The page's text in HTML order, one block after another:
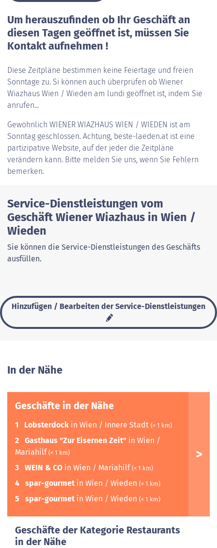
Um herauszufinden ob Ihr Geschäft an
diesen Tagen geöffnet ist, müssen Sie
Kontakt aufnehmen !
Diese Zeitpläne bestimmen keine Feiertage und freien
Sonntage zu. Si können auch überprüfen ob Wiener
Wiazhaus Wien / Wieden am lundi geöffnet ist, indem Sie
anrufen...
Gewöhnlich WIENER WIAZHAUS WIEN / WIEDEN ist am
Sonntag geschlossen. Achtung, beste-laeden.at ist eine
partizipative Website, auf der jeder die Zeitpläne
verändern kann. Bitte melden Sie uns, wenn Sie Fehlern
bemerken.
Service-Dienstleistungen vom
Geschäft Wiener Wiazhaus in Wien /
Wieden
Sie können die Service-Dienstleistungen des Geschäfts
ausfüllen.
Hinzufügen / Bearbeiten der Service-Dienstleistungen
In der Nähe
Geschäfte in der Nähe
1 Lobsterdock in Wien / Innere Stadt (< 1 km)
2 Gasthaus "Zur Eisernen Zeit" in Wien /
Mariahilf (< 1 km)
3 WEIN & CO in Wien / Mariahilf (< 1 km)
4 spar-gourmet in Wien / Wieden (< 1 km)
5 spar-gourmet in Wien / Wieden (< 1 km)
Geschäfte der Kategorie Restaurants
in der Nähe